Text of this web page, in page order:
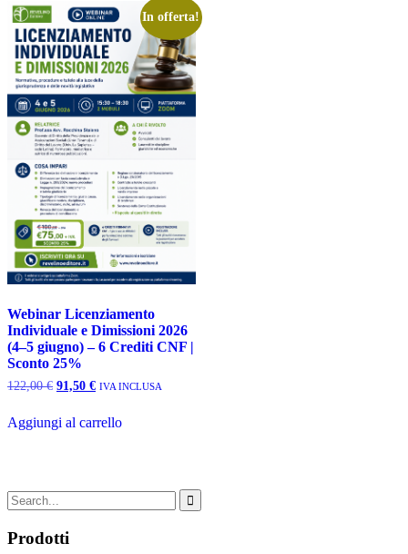
In offerta!
Webinar Licenziamento
Individuale e Dimissioni 2026
(4–5 giugno) – 6 Crediti CNF |
Sconto 25%
122,00€ Il
originale
era:
91,50 €Il
attuale
è:
IVA INCLUSA
Aggiungi al carrello
Search
for:
Prodotti